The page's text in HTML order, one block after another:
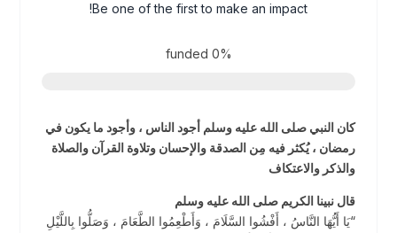
Be one of the first to make an impact!
0%
كان النبي صلى الله عليه وسلم أجود الناس ، وأجود ما يكون في
رمضان ، يُكثر فيه مِن الصدقة والإحسان وتلاوة القرآن والصلاة
والذكر والاعتكاف
قال نبينا الكريم صلى الله عليه وسلم
“يَا أَيُّهَا النَّاسُ ، أَفْشُوا السَّلَامَ ، وَأَطْعِمُوا الطَّعَامَ ، وَصَلُّوا بِاللَّيْلِ